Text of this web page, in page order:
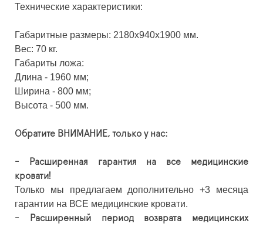
Технические характеристики:
Габаритные размеры: 2180х940х1900 мм.
Вес: 70 кг.
Габариты ложа:
Длина - 1960 мм;
Ширина - 800 мм;
Высота - 500 мм.
Обратите ВНИМАНИЕ, только у нас:
- Расширенная гарантия на все медицинские
кровати!
Только мы предлагаем дополнительно +3 месяца
гарантии на ВСЕ медицинские кровати.
- Расширенный период возврата медицинских